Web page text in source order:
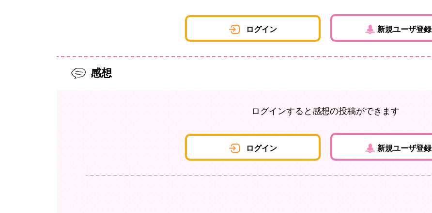
ログイン 新規ユーザ登録
感想
ログインすると感想の投稿ができます
ログイン 新規ユーザ登録